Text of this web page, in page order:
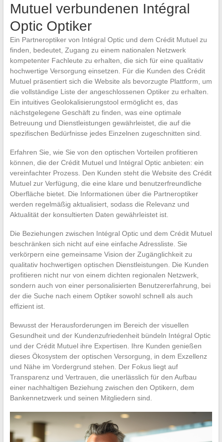
Mutuel verbundenen Intégral
Optic Optiker
Ein Partneroptiker von Intégral Optic und dem Crédit Mutuel zu
finden, bedeutet, Zugang zu einem nationalen Netzwerk
kompetenter Fachleute zu erhalten, die sich für eine qualitativ
hochwertige Versorgung einsetzen. Für die Kunden des Crédit
Mutuel präsentiert sich die Website als bevorzugte Plattform, um
die vollständige Liste der angeschlossenen Optiker zu erhalten.
Ein intuitives Geolokalisierungstool ermöglicht es, das
nächstgelegene Geschäft zu finden, was eine optimale
Betreuung und Dienstleistungen gewährleistet, die auf die
spezifischen Bedürfnisse jedes Einzelnen zugeschnitten sind.
Erfahren Sie, wie Sie von den optischen Vorteilen profitieren
können, die der Crédit Mutuel und Intégral Optic anbieten: ein
vereinfachter Prozess. Den Kunden steht die Website des Crédit
Mutuel zur Verfügung, die eine klare und benutzerfreundliche
Oberfläche bietet. Die Informationen über die Partneroptiker
werden regelmäßig aktualisiert, sodass die Relevanz und
Aktualität der konsultierten Daten gewährleistet ist.
Die Beziehungen zwischen Intégral Optic und dem Crédit Mutuel
beschränken sich nicht auf eine einfache Adressliste. Sie
verkörpern eine gemeinsame Vision der Zugänglichkeit zu
qualitativ hochwertigen optischen Dienstleistungen. Die Kunden
profitieren nicht nur von einem dichten regionalen Netzwerk,
sondern auch von einer personalisierten Benutzererfahrung, bei
der die Suche nach einem Optiker sowohl schnell als auch
effizient ist.
Bewusst der Herausforderungen im Bereich der visuellen
Gesundheit und der Kundenzufriedenheit bündeln Intégral Optic
und der Crédit Mutuel ihre Expertisen. Ihre Kunden genießen
dieses Ökosystem der optischen Versorgung, in dem Exzellenz
und Nähe im Vordergrund stehen. Der Fokus liegt auf
Transparenz und Vertrauen, die unerlässlich für den Aufbau
einer nachhaltigen Beziehung zwischen den Optikern, dem
Bankennetzwerk und seinen Mitgliedern sind.